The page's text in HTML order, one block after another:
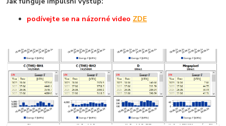
podívejte se na názornévideo ZDE